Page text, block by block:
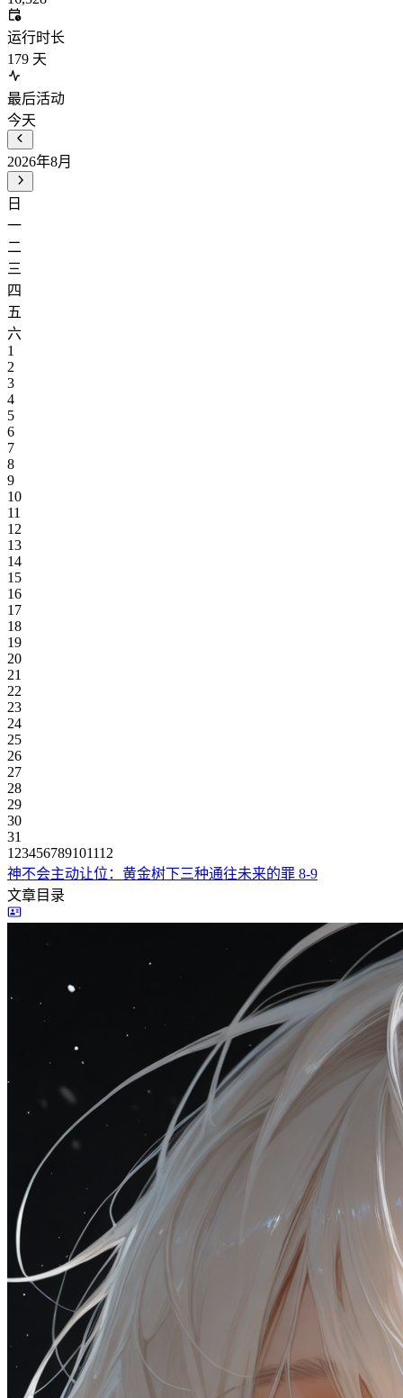
运行时长
179 天
最后活动
今天
2026年8月
日
一
二
三
四
五
六
1
2
3
4
5
6
7
8
9
10
11
12
13
14
15
16
17
18
19
20
21
22
23
24
25
26
27
28
29
30
31
1 23456789101112
神不会主动让位：黄金树下三种通往未来的罪 8-9
文章目录